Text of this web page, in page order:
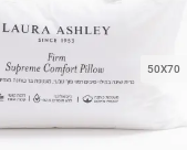
50X70